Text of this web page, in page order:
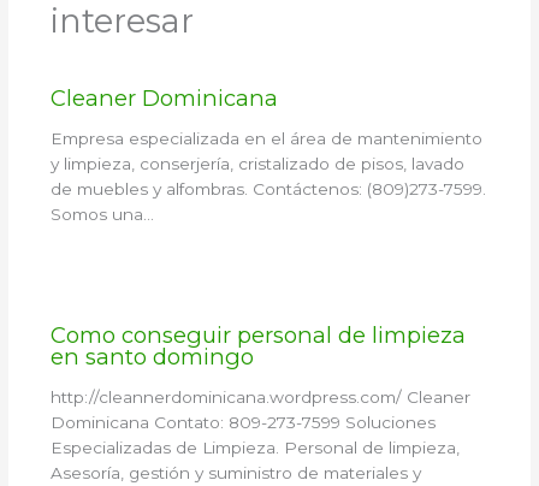
interesar
Cleaner Dominicana
Empresa especializada en el área de mantenimiento
y limpieza, conserjería, cristalizado de pisos, lavado
de muebles y alfombras. Contáctenos: (809)273-7599.
Somos una…
Como conseguir personal de limpieza
en santo domingo
http://cleannerdominicana.wordpress.com/ Cleaner
Dominicana Contato: 809-273-7599 Soluciones
Especializadas de Limpieza. Personal de limpieza,
Asesoría, gestión y suministro de materiales y